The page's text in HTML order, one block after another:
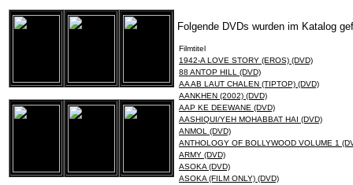
Folgende DVDs wurden im Katalog
Filmtitel
1942-A LOVE STORY (EROS) (DVD)
88 ANTOP HILL (DVD)
AA AB LAUT CHALEN (TIPTOP) (DVD)
AANKHEN (2002) (DVD)
AAP KE DEEWANE (DVD)
AASHIQUI/YEH MOHABBAT HAI (DVD)
ANMOL (DVD)
ANTHOLOGY OF BOLLYWOOD VOLUME 1
ARMY (DVD)
ASOKA (DVD)
ASOKA (FILM ONLY) (DVD)